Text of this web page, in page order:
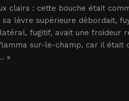
clairs : cette bouche était
lèvre supérieure débordait,
fugitif, avait une froideur
sur-le-champ, car il était
»